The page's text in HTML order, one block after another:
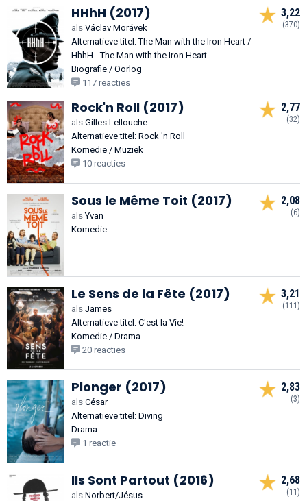
HHhH (2017)
als Václav Morávek
Alternatieve titel: The Man with the Iron Heart /
HhhH - The Man with the Iron Heart
Biografie / Oorlog
117 reacties
3,22
(370)
Rock'n Roll (2017)
als Gilles Lellouche
Alternatieve titel: Rock 'n Roll
Komedie / Muziek
10 reacties
2,77
(32)
Sous le Même Toit (2017)
alsYvan
Komedie
2,08
(6)
Le Sens de la Fête (2017)
als James
Alternatieve titel: C'est la Vie!
Komedie / Drama
20 reacties
3,21
(111)
Plonger (2017)
als César
Alternatieve titel: Diving
Drama
1 reactie
2,83
(3)
Ils Sont Partout (2016)
als Norbert/Jésus
2,68
(11)